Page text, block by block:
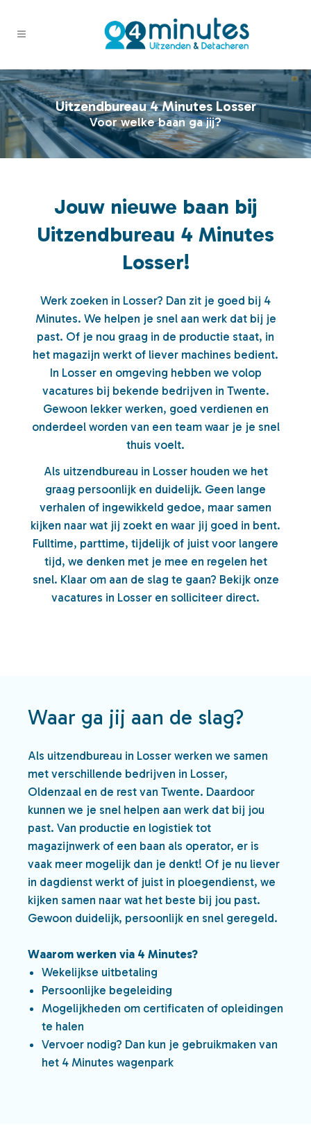
Uitzendbureau 4 Minutes Losser
Voor welke baan ga jij?
Jouw nieuwe baan bij
Uitzendbureau 4 Minutes
Losser!
Werk zoeken in Losser? Dan zit je goed bij 4
Minutes. We helpen je snel aan werk dat bij je
past. Of je nou graag in de productie staat, in
het magazijn werkt of liever machines bedient.
In Losser en omgeving hebben we volop
vacatures bij bekende bedrijven in Twente.
Gewoon lekker werken, goed verdienen en
onderdeel worden van een team waar je je snel
thuis voelt.
Als uitzendbureau in Losser houden we het
graag persoonlijk en duidelijk. Geen lange
verhalen of ingewikkeld gedoe, maar samen
kijken naar wat jij zoekt en waar jij goed in bent.
Fulltime, parttime, tijdelijk of juist voor langere
tijd, we denken met je mee en regelen het
snel. Klaar om aan de slag te gaan? Bekijk onze
vacatures in Losser en solliciteer direct.
Waar ga jij aan de slag?
Als uitzendbureau in Losser werken we samen
met verschillende bedrijven in Losser,
Oldenzaal en de rest van Twente. Daardoor
kunnen we je snel helpen aan werk dat bij jou
past. Van productie en logistiek tot
magazijnwerk of een baan als operator, er is
vaak meer mogelijk dan je denkt! Of je nu liever
in dagdienst werkt of juist in ploegendienst, we
kijken samen naar wat het beste bij jou past.
Gewoon duidelijk, persoonlijk en snel geregeld.
Waarom werken via 4 Minutes?
Wekelijkse uitbetaling
Persoonlijke begeleiding
Mogelijkheden om certificaten of opleidingen
te halen
Vervoer nodig? Dan kun je gebruikmaken van
het 4 Minutes wagenpark